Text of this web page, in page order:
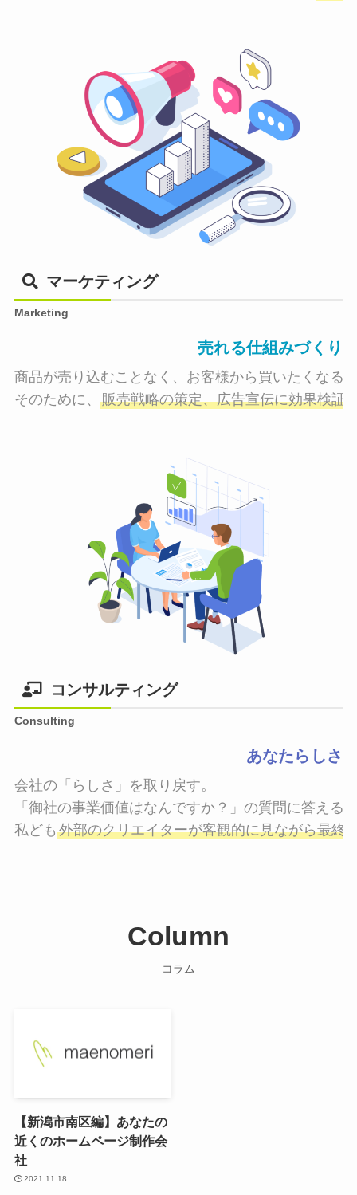
マーケティング
Marketing
売れる仕組みづくり
商品が売り込むことなく、お客様から買いたくなる
そのために、 販売戦略の策定、広告宣伝に効果検証
コンサルティング
Consulting
あなたらしさ
会社の「らしさ」を取り戻す。
「御社の事業価値はなんですか？」の質問に答える
私ども 外部のクリエイターが客観的に見ながら最終
Column
コラム
【新潟市南区編】あなたの
近くのホームページ制作会
社
2021.11.18